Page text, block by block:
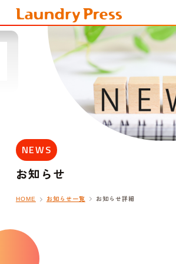
NEWS
お知らせ
HOME お知らせ一覧 お知らせ詳細